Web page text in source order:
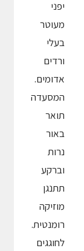
יפני
מעוטר
בעלי
ורדים
אדומים.
המסעדה
תואר
באור
נרות
וברקע
תתנגן
מוזיקה
רומנטית.
לחוגגים